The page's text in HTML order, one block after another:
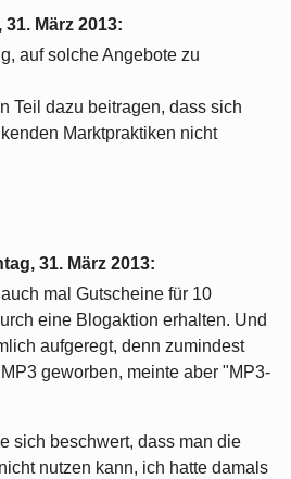
März 2013:
auf solche Angebote zu
Teil dazu beitragen, dass sich
Marktpraktiken nicht
31. März 2013:
mal Gutscheine für 10
eine Blogaktion erhalten. Und
aufgeregt, denn zumindest
geworben, meinte aber "MP3-
sich beschwert, dass man die
nutzen kann, ich hatte damals